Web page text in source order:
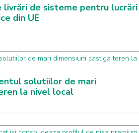
livrări de sisteme pentru lucrări
din UE
solutiilor de mari
la nivel local